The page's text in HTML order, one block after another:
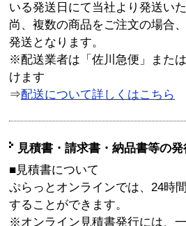
いる発送日にて当社より発送い
尚、複数の商品をご注文の場合
発送となります。
※配送業者は「佐川急便」また
けます
⇒配送について詳しくはこちら
見積書・請求書・納品書等の
■見積書について
ぷらっとオンラインでは、24時
することができます。
※オンライン見積書発行には、